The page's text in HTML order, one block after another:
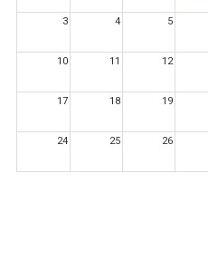
3 4 5
10 11 12
17 18 19
24 25 26